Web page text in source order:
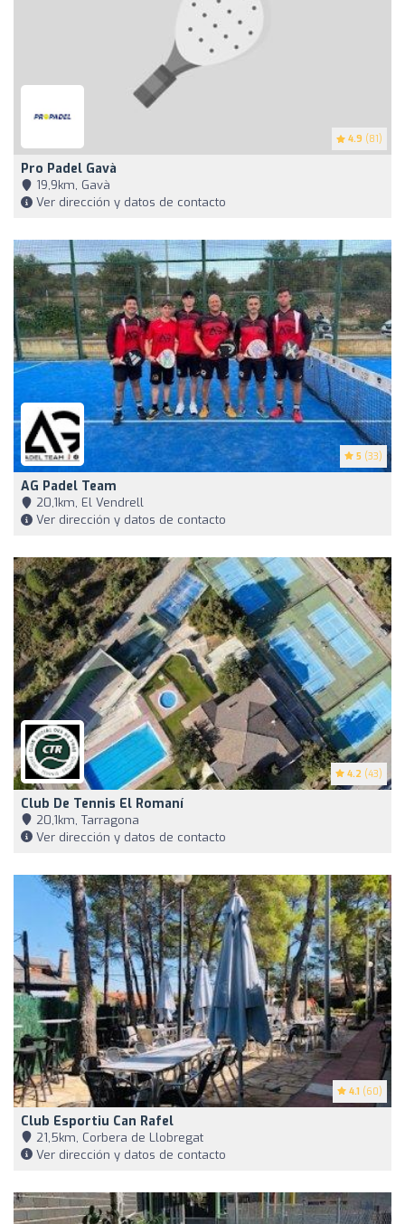
4.9 (81)
Pro Padel Gavà
19,9km, Gavà
Ver dirección y datos de contacto
5 (33)
AG Padel Team
20,1km, El Vendrell
Ver dirección y datos de contacto
4.2 (43)
Club De Tennis El Romaní
20,1km, Tarragona
Ver dirección y datos de contacto
4.1 (60)
Club Esportiu Can Rafel
21,5km, Corbera de Llobregat
Ver dirección y datos de contacto